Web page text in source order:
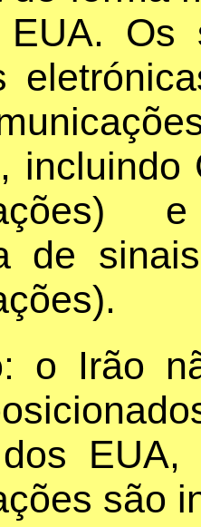
Os
incluindo
de
o Irão
são